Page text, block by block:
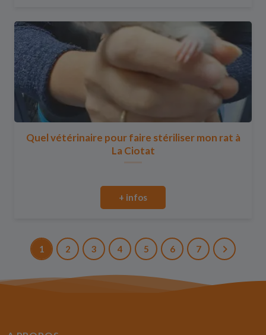
Quel vétérinaire pour faire stériliser mon rat à
La Ciotat
+ infos
1 2 3 4 5 6 7